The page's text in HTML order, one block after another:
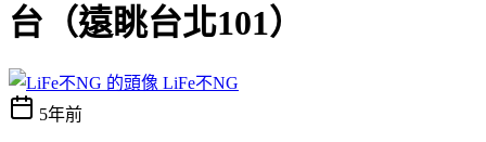
台（遠眺台北101）
LiFe不NG
5年前